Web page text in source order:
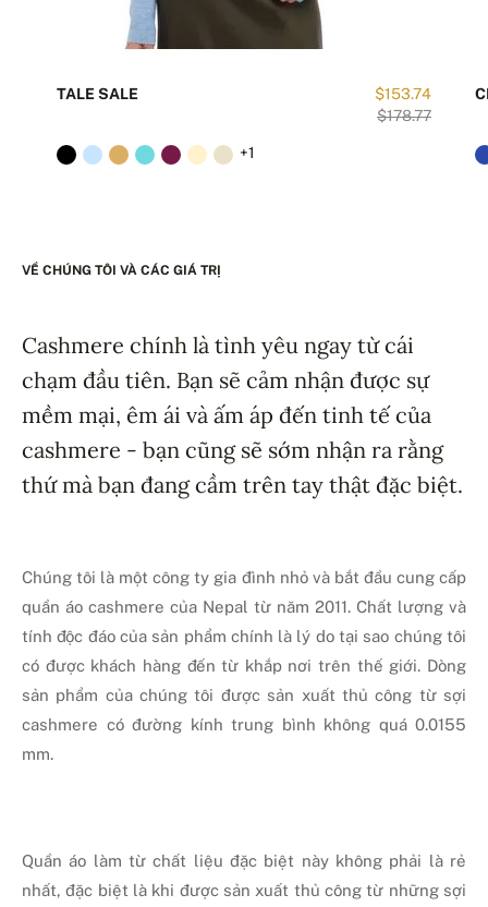
$153.74
$178.77
TALE SALE
+1
VỀ CHÚNG TÔI VÀ CÁC GIÁ TRỊ
Cashmere chính là tình yêu ngay từ cái
chạm đầu tiên. Bạn sẽ cảm nhận được sự
mềm mại, êm ái và ấm áp đến tinh tế của
cashmere - bạn cũng sẽ sớm nhận ra rằng
thứ mà bạn đang cầm trên tay thật đặc biệt.
Chúng tôi là một công ty gia đình nhỏ và bắt đầu cung cấp
quần áo cashmere của Nepal từ năm 2011. Chất lượng và
tính độc đáo của sản phẩm chính là lý do tại sao chúng tôi
có được khách hàng đến từ khắp nơi trên thế giới. Dòng
sản phẩm của chúng tôi được sản xuất thủ công từ sợi
cashmere có đường kính trung bình không quá 0.0155
mm.
Quần áo làm từ chất liệu đặc biệt này không phải là rẻ
nhất, đặc biệt là khi được sản xuất thủ công từ những sợi